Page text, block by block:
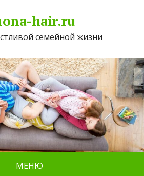
hair.ru
семейной жизни
МЕНЮ